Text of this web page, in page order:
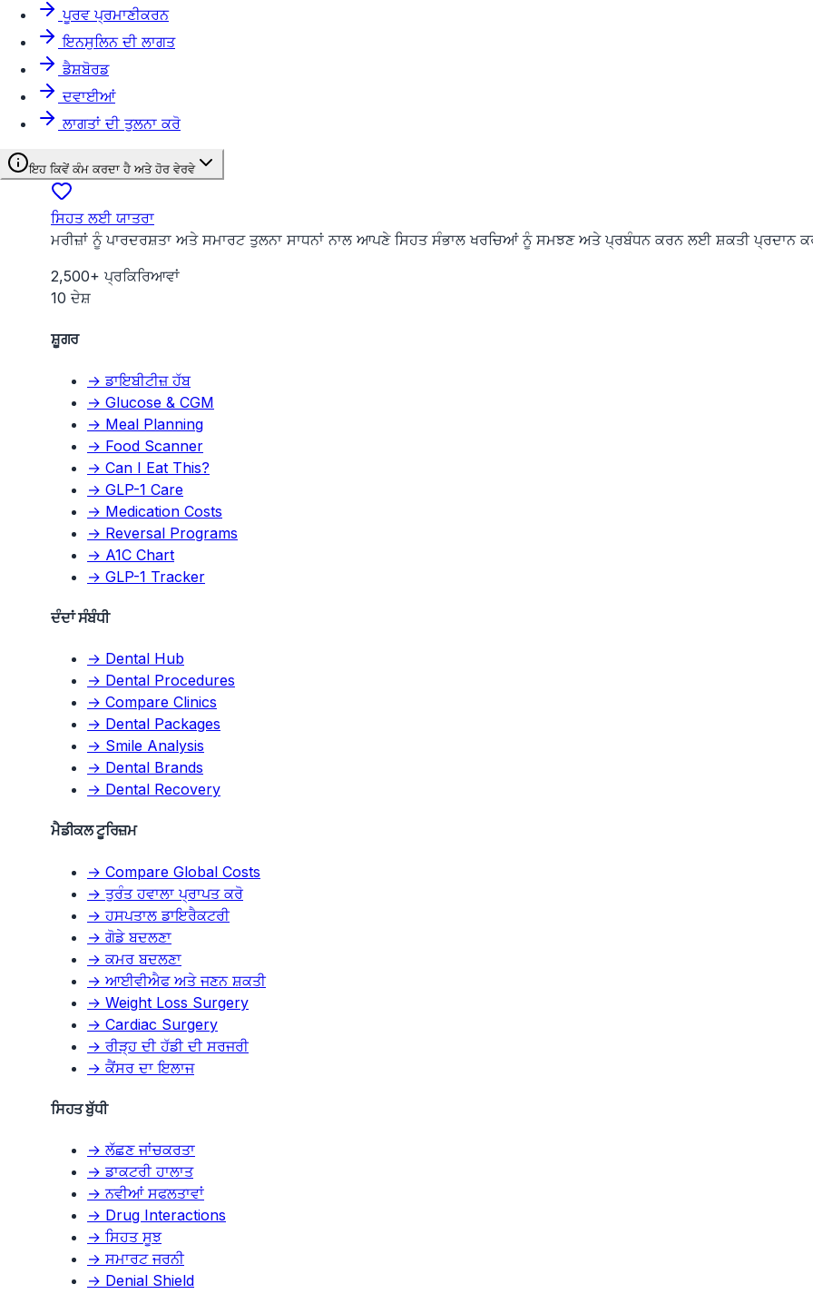
ਪੂਰਵ ਪ੍ਰਮਾਣੀਕਰਨ
ਇਨਸੁਲਿਨ ਦੀ ਲਾਗਤ
ਡੈਸ਼ਬੋਰਡ
ਦਵਾਈਆਂ
ਲਾਗਤਾਂ ਦੀ ਤੁਲਨਾ ਕਰੋ
ਇਹ ਕਿਵੇਂ ਕੰਮ ਕਰਦਾ ਹੈ ਅਤੇ ਹੋਰ ਵੇਰਵੇ
ਸਿਹਤ ਲਈ ਯਾਤਰਾ
ਮਰੀਜ਼ਾਂ ਨੂੰ ਪਾਰਦਰਸ਼ਤਾ ਅਤੇ ਸਮਾਰਟ ਤੁਲਨਾ ਸਾਧਨਾਂ ਨਾਲ ਆਪਣੇ ਸਿਹਤ ਸੰਭਾਲ ਖਰਚਿਆਂ ਨੂੰ ਸਮਝਣ ਅਤੇ ਪ੍ਰਬੰਧਨ ਕਰਨ ਲਈ ਸ਼ਕਤੀ ਪ੍ਰਦਾਨ
2,500+ ਪ੍ਰਕਿਰਿਆਵਾਂ
10 ਦੇਸ਼
ਸ਼ੂਗਰ
→ ਡਾਇਬੀਟੀਜ਼ ਹੱਬ
→ Glucose & CGM
→ Meal Planning
→ Food Scanner
→ Can I Eat This?
→ GLP-1 Care
→ Medication Costs
→ Reversal Programs
→ A1C Chart
→ GLP-1 Tracker
ਦੰਦਾਂ ਸੰਬੰਧੀ
→ Dental Hub
→ Dental Procedures
→ Compare Clinics
→ Dental Packages
→ Smile Analysis
→ Dental Brands
→ Dental Recovery
ਮੈਡੀਕਲ ਟੂਰਿਜ਼ਮ
→ Compare Global Costs
→ ਤੁਰੰਤ ਹਵਾਲਾ ਪ੍ਰਾਪਤ ਕਰੋ
→ ਹਸਪਤਾਲ ਡਾਇਰੈਕਟਰੀ
→ ਗੋਡੇ ਬਦਲਣਾ
→ ਕਮਰ ਬਦਲਣਾ
→ ਆਈਵੀਐਫ ਅਤੇ ਜਣਨ ਸ਼ਕਤੀ
→ Weight Loss Surgery
→ Cardiac Surgery
→ ਰੀੜ੍ਹ ਦੀ ਹੱਡੀ ਦੀ ਸਰਜਰੀ
→ ਕੈਂਸਰ ਦਾ ਇਲਾਜ
ਸਿਹਤ ਬੁੱਧੀ
→ ਲੱਛਣ ਜਾਂਚਕਰਤਾ
→ ਡਾਕਟਰੀ ਹਾਲਾਤ
→ ਨਵੀਆਂ ਸਫਲਤਾਵਾਂ
→ Drug Interactions
→ ਸਿਹਤ ਸੂਝ
→ ਸਮਾਰਟ ਜਰਨੀ
→ Denial Shield